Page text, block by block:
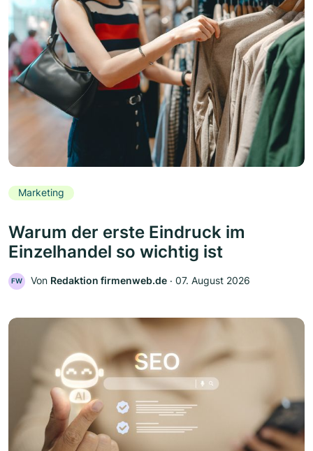
Marketing
Warum der erste Eindruck im
Einzelhandel so wichtig ist
FW Von Redaktion firmenweb.de ‧ 07. August 2026